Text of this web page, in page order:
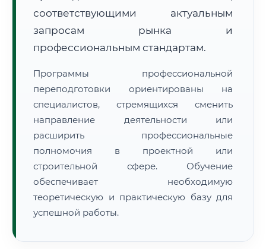
🔍Нажмите на документ для увеличения и просмотра
соответствующими актуальным
запросам рынка и
профессиональным стандартам.
Программы профессиональной
переподготовки ориентированы на
специалистов, стремящихся сменить
направление деятельности или
расширить профессиональные
полномочия в проектной или
строительной сфере. Обучение
обеспечивает необходимую
теоретическую и практическую базу для
успешной работы.